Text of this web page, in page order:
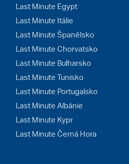
Last Minute Egypt
Last Minute Itálie
Last Minute Španělsko
Last Minute Chorvatsko
Last Minute Bulharsko
Last Minute Tunisko
Last Minute Portugalsko
Last Minute Albánie
Last Minute Kypr
Last Minute Černá Hora